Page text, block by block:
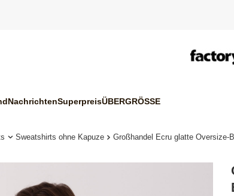
NachrichtenSuperpreisÜBERGRÖSSE
Sweatshirts ohne Kapuze Großhandel Ecru glatte Oversize-